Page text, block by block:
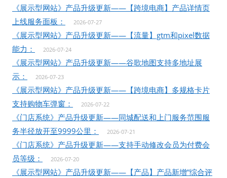
《展示型网站》产品升级更新——【跨境电商】产品详情页
上线服务面板：
2026-07-27
《展示型网站》产品升级更新——【流量】gtm和pixel数据
能力：
2026-07-24
《展示型网站》产品升级更新——谷歌地图支持多地址展
示：
2026-07-23
《展示型网站》产品升级更新——【跨境电商】多规格卡片
支持购物车弹窗：
2026-07-22
《门店系统》产品升级更新——同城配送和上门服务范围服
务半径放开至9999公里：
2026-07-21
《门店系统》产品升级更新——支持手动修改会员为付费会
员等级：
2026-07-20
《展示型网站》产品升级更新——【产品】产品新增“综合评